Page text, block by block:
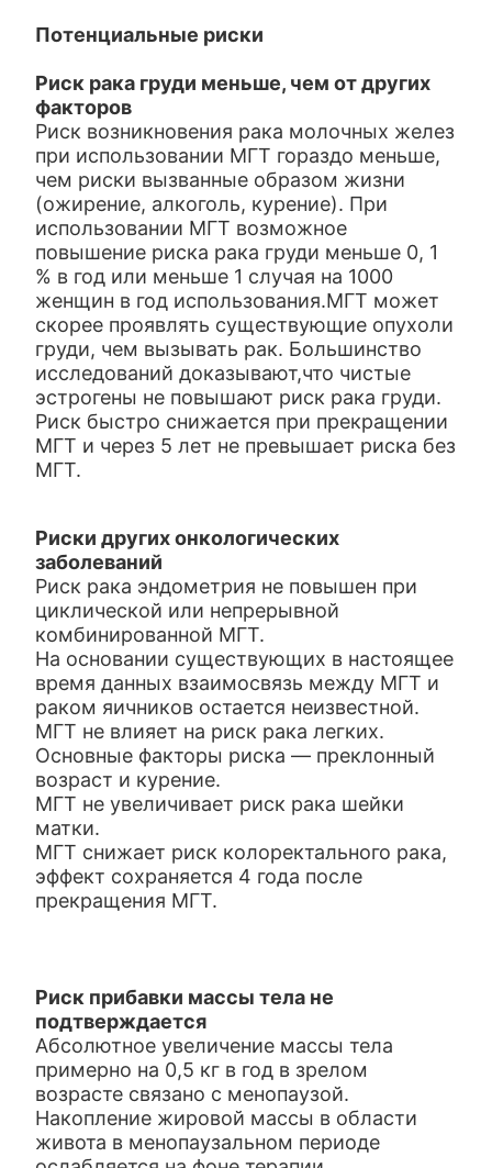
Потенциальные риски
Риск рака груди меньше, чем от других
факторов
Риск возникновения рака молочных желез
при использовании МГТ гораздо меньше,
чем риски вызванные образом жизни
(ожирение, алкоголь, курение). При
использовании МГТ возможное
повышение риска рака груди меньше 0, 1
% в год или меньше 1 случая на 1000
женщин в год использования.МГТ может
скорее проявлять существующие опухоли
груди, чем вызывать рак. Большинство
исследований доказывают,что чистые
эстрогены не повышают риск рака груди.
Риск быстро снижается при прекращении
МГТ и через 5 лет не превышает риска без
МГТ.
Риски других онкологических
заболеваний
Риск рака эндометрия не повышен при
циклической или непрерывной
комбинированной МГТ.
На основании существующих в настоящее
время данных взаимосвязь между МГТ и
раком яичников остается неизвестной.
МГТ не влияет на риск рака легких.
Основные факторы риска — преклонный
возраст и курение.
МГТ не увеличивает риск рака шейки
матки.
МГТ снижает риск колоректального рака,
эффект сохраняется 4 года после
прекращения МГТ.
Риск прибавки массы тела не
подтверждается
Абсолютное увеличение массы тела
примерно на 0,5 кг в год в зрелом
возрасте связано с менопаузой.
Накопление жировой массы в области
живота в менопаузальном периоде